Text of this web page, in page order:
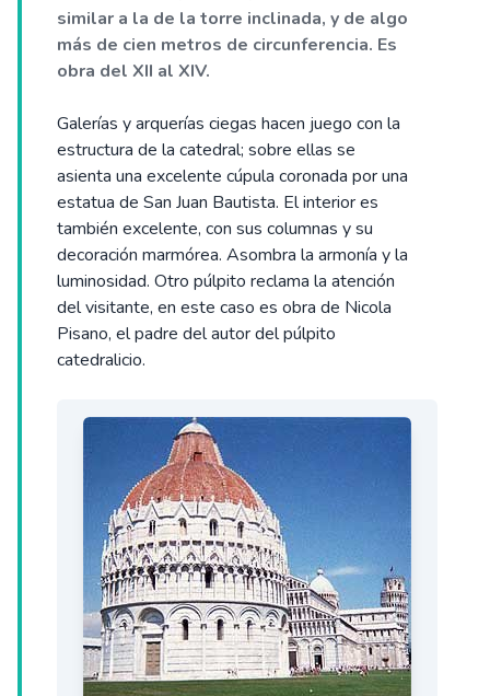
similar a la de la torre inclinada, y de algo
más de cien metros de circunferencia. Es
obra del XII al XIV.
Galerías y arquerías ciegas hacen juego con la
estructura de la catedral; sobre ellas se
asienta una excelente cúpula coronada por una
estatua de San Juan Bautista. El interior es
también excelente, con sus columnas y su
decoración marmórea. Asombra la armonía y la
luminosidad. Otro púlpito reclama la atención
del visitante, en este caso es obra de Nicola
Pisano, el padre del autor del púlpito
catedralicio.